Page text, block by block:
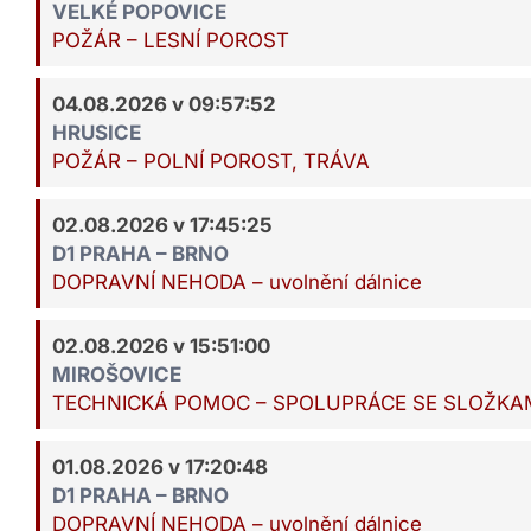
VELKÉ POPOVICE
POŽÁR – LESNÍ POROST
04.08.2026 v 09:57:52
HRUSICE
POŽÁR – POLNÍ POROST, TRÁVA
02.08.2026 v 17:45:25
D1 PRAHA – BRNO
DOPRAVNÍ NEHODA – uvolnění dálnice
02.08.2026 v 15:51:00
MIROŠOVICE
TECHNICKÁ POMOC – SPOLUPRÁCE SE
01.08.2026 v 17:20:48
D1 PRAHA – BRNO
DOPRAVNÍ NEHODA – uvolnění dálnice